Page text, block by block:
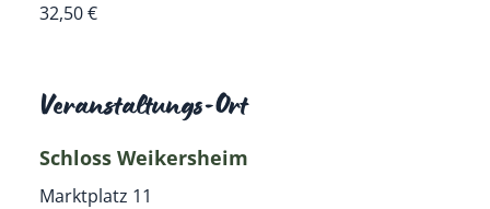
32,50 €
Veranstaltungs-Ort
Schloss Weikersheim
Marktplatz 11